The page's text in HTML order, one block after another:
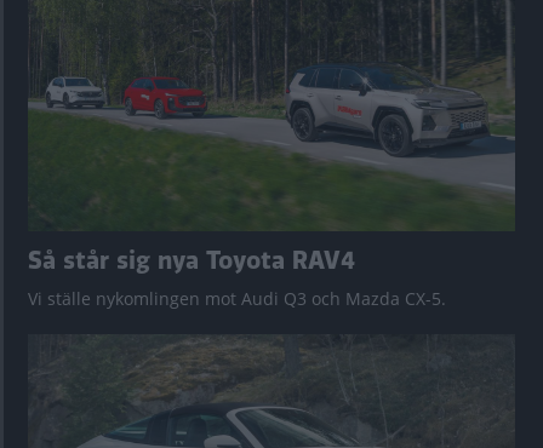
Så står sig nya Toyota RAV4
Vi ställe nykomlingen mot Audi Q3 och Mazda CX-5.